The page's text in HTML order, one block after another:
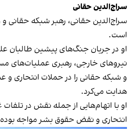
سراج‌الدین حقانی
سراج‌الدین حقانی، رهبر شبکه حقانی و
است.
او در جریان جنگ‌های پیشین طالبان
نیروهای خارجی، رهبری عملیات‌های
و شبکه حقانی را در حملات انتحاری و
هدایت می‌کرد.
او با اتهام‌هایی از جمله نقش در
انتحاری و نقض حقوق بشر مواجه